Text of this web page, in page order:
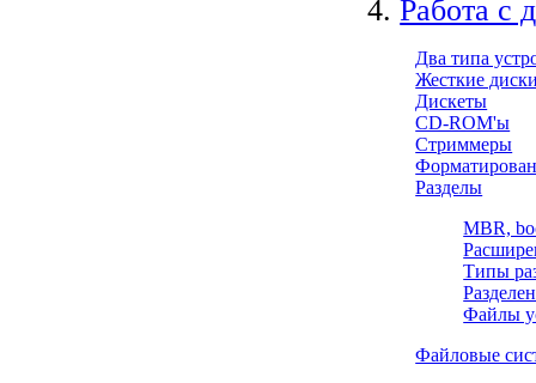
4.Работа с
Два типа
Жесткие
Дискеты
CD-ROM'ы
Стриммеры
Разделы
MBR,
Типы
Файлы
Файловые